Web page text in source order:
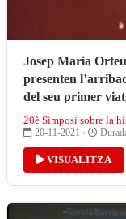
Josep Maria
presenten
del seu primer
20è Simposi sobre la
20-11-2021 ·
VISUALITZA